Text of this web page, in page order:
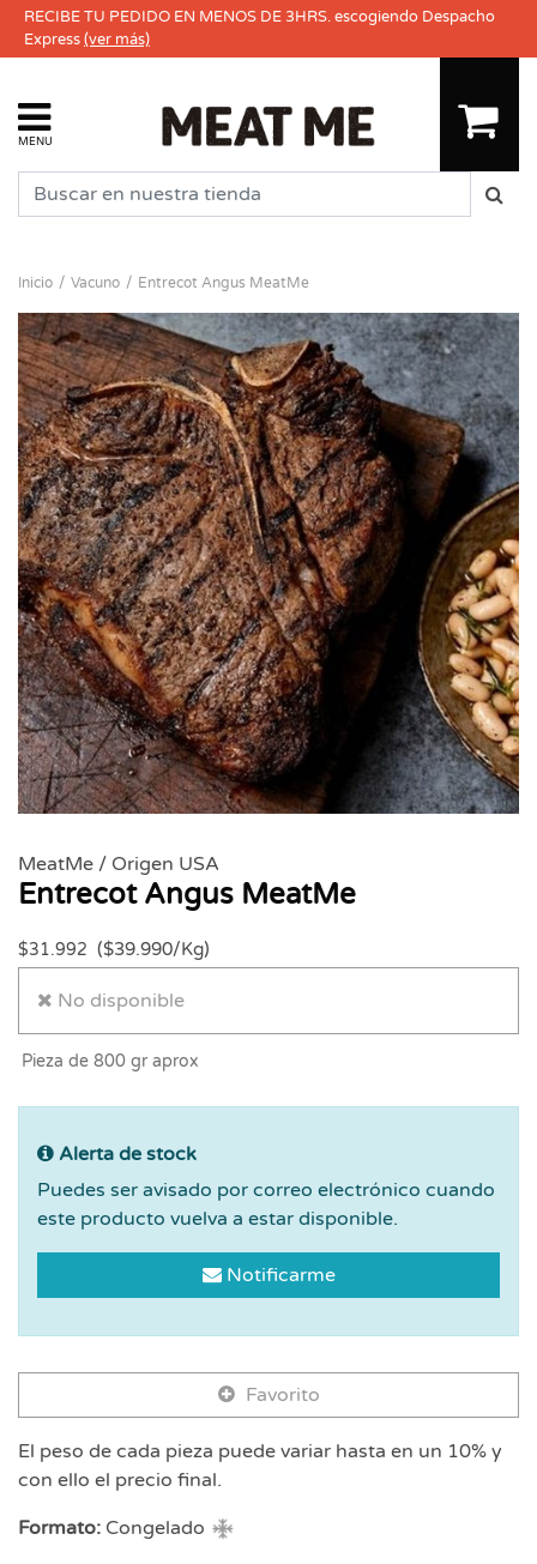
RECIBE TU PEDIDO EN MENOS DE 3HRS. escogiendo Despacho
Express(ver más)
MENU
Inicio Vacuno Entrecot Angus MeatMe
MeatMe / Origen USA
Entrecot Angus MeatMe
$31.992 ($39.990/Kg)
No disponible
Pieza de 800 gr aprox
Alerta de stock
Puedes ser avisado por correo electrónico cuando
este producto vuelva a estar disponible.
Notificarme
Favorito
El peso de cada pieza puede variar hasta en un 10% y
con ello el precio final.
Formato: Congelado